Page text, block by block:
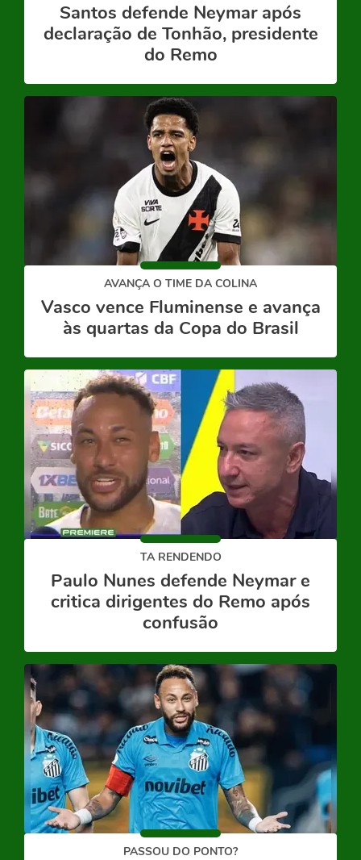
Santos defende Neymar após
declaração de Tonhão, presidente
do Remo
AVANÇA O TIME DA COLINA
Vasco vence Fluminense e avança
às quartas da Copa do Brasil
TA RENDENDO
Paulo Nunes defende Neymar e
critica dirigentes do Remo após
confusão
PASSOU DO PONTO?